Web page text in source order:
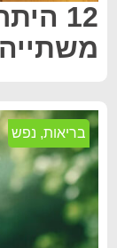
12
בריאות, נפש